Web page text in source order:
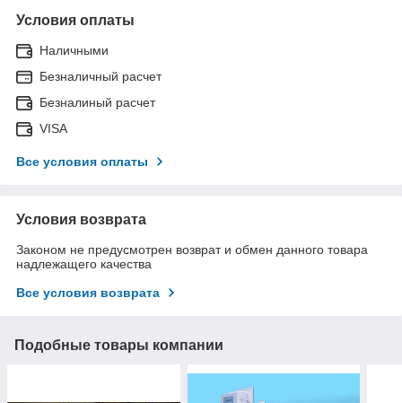
Условия оплаты
Наличными
Безналичный расчет
Безналиный расчет
VISA
Все условия оплаты
Условия возврата
Законом не предусмотрен возврат и обмен данного товара
надлежащего качества
Все условия возврата
Подобные товары компании